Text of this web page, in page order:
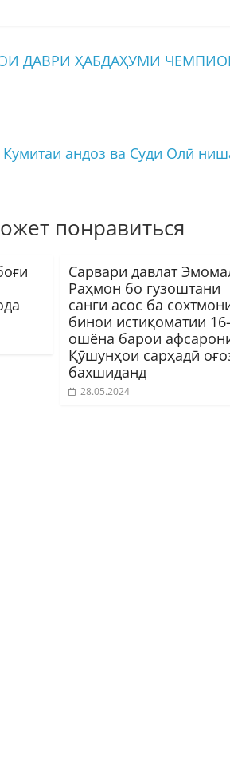
ДАВРИ ҲАБДАҲУМИ
андоз ва Суди Олӣ
понравиться
Сарвари давлат
Раҳмон бо гузоштани
санги асос ба
бинои истиқоматии 16-
ошёна барои
Қӯшунҳои сарҳадӣ
бахшиданд
28.05.2024